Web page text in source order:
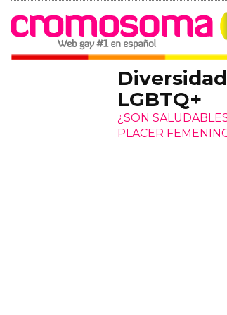
LGBTQ+
¿SON
PLACER